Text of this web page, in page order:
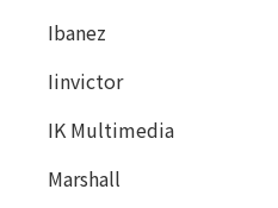
Ibanez
Iinvictor
IK Multimedia
Marshall